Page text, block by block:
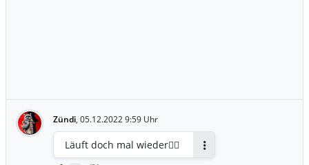
Zündi, 05.12.2022 9:59 Uhr
Läuft doch mal wieder👍🏻